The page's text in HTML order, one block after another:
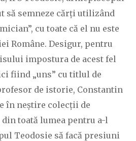
să semneze cărți utilizând
cu toate că el nu este
Române. Desigur, pentru
impostura de acest fel
fiind „uns” cu titlul de
de istorie, Constantin
în neștire colecții de
din toată lumea pentru a-l
Teodosie să facă presiuni